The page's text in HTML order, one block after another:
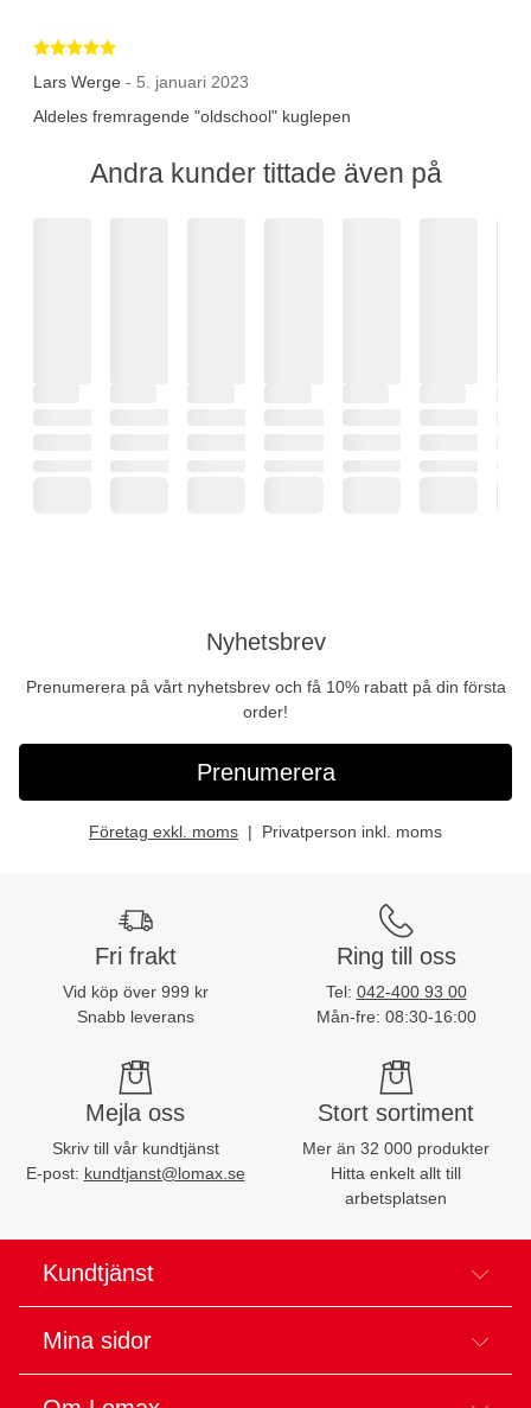
Betygsatt 5 av 5 stjärnor
Lars Werge - 5. januari 2023
Aldeles fremragende "oldschool" kuglepen
Andra kunder tittade även på
Nyhetsbrev
Prenumerera på vårt nyhetsbrev och få 10% rabatt på din första
order!
Prenumerera
Företag exkl. moms Privatperson inkl. moms
Fri frakt
Vid köp över 999 kr
Snabb leverans
Ring till oss
Tel: 042-400 93 00
Mån-fre: 08:30-16:00
Mejla oss
Skriv till vår kundtjänst
E-post: kundtjanst@lomax.se
Stort sortiment
Mer än 32 000 produkter
Hitta enkelt allt till
arbetsplatsen
Kundtjänst
Mina sidor